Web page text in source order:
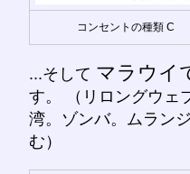
コンセントの種類 C
...そして マラウイ
す。 （リロングウェ
湾。ゾンバ。ムラン
む）